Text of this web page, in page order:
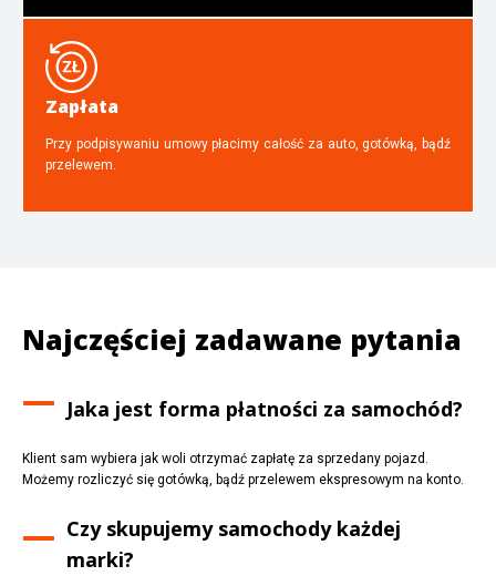
Zapłata
Przy podpisywaniu umowy płacimy całość za auto, gotówką, bądź
przelewem.
Najczęściej zadawane pytania
Jaka jest forma płatności za samochód?
Klient sam wybiera jak woli otrzymać zapłatę za sprzedany pojazd.
Możemy rozliczyć się gotówką, bądź przelewem ekspresowym na konto.
Czy skupujemy samochody każdej
marki?